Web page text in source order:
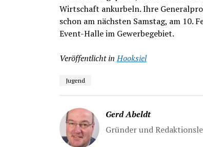
Wirtschaft ankurbeln. Ihre
schon am nächsten Samstag, am 10.
Event-Halle im Gewerbegebiet.
Veröffentlicht in Hooksiel
Jugend
Gerd Abeldt
Gründer und